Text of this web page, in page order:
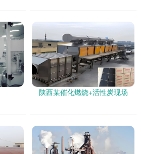
陕西某催化燃烧+活性炭现场